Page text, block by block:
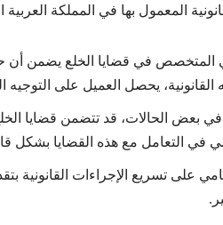
المعمول بها في المملكة العربية
المتخصص في قضايا الخلع يضمن أن
يحصل العميل على التوجيه
في بعض الحالات، قد تتضمن قضايا
في التعامل مع هذه القضايا بشكل
على تسريع الإجراءات القانونية